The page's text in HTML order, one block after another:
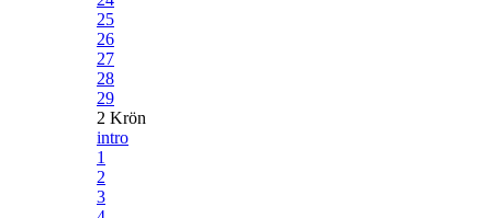
25
26
27
28
29
2 Krön
intro
1
2
3